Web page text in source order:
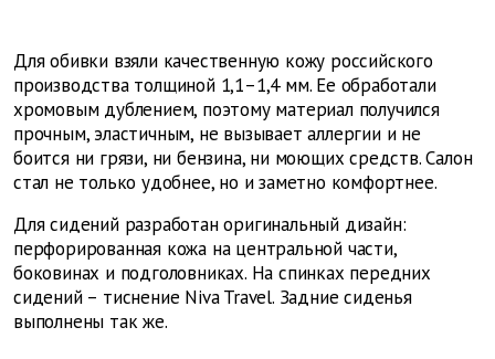
Для обивки взяли качественную кожу российского
производства толщиной 1,1–1,4 мм. Ее обработали
хромовым дублением, поэтому материал получился
прочным, эластичным, не вызывает аллергии и не
боится ни грязи, ни бензина, ни моющих средств. Салон
стал не только удобнее, но и заметно комфортнее.
Для сидений разработан оригинальный дизайн:
перфорированная кожа на центральной части,
боковинах и подголовниках. На спинках передних
сидений – тиснение Niva Travel. Задние сиденья
выполнены так же.